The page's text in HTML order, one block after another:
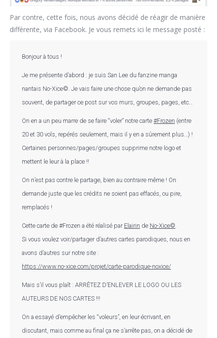
Par contre, cette fois, nous avons décidé de réagir de manière
différente, via Facebook. Je vous remets ici le message posté :
Bonjour à tous !
Je me présente d’abord : je suis San Lee du fanzine manga
nantais No-Xice©. Je vais faire une chose qu’on ne demande pas
souvent, de partager ce post sur vos murs, groupes, pages, etc…
On en a un peu marre de se faire “voler” notre carte #Frozen (entre
20 et 30 vols, repérés seulement, mais il y en a sûrement plus…) !
Certaines personnes/pages/groupes supprime notre logo et
mettent le leur à la place !!
On n’est pas contre le partage, bien au contraire même ! On
demande juste que les crédits ne soient pas effacés, ou pire,
remplacés !
Cette carte de #Frozen a été réalisé par Elairin de No-Xice©
Si vous voulez voir/partager d’autres cartes parodiques, nous en
avons d’autres sur notre site :
https://www.no-xice.com/projet/carte-parodique-noxice/
Mais s’il vous plaît : ARRÊTEZ D’ENLEVER LE LOGO OU LES
AUTEURS DE NOS CARTES !!!
On a essayé d’empêcher les “voleurs”, en leur écrivant, en
discutant, mais comme au final ça ne s’arrête pas, on a décidé de